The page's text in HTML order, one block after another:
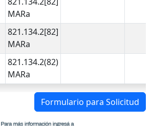
MARa
821.134.2[82]
MARa
821.134.2(82)
MARa
Formulario para Solicitud